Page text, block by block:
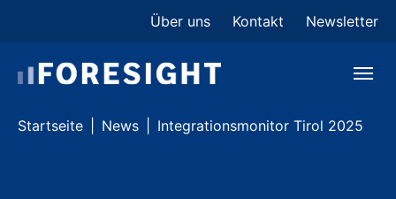
Über uns Kontakt Newsletter
You are here:
Startseite News Integrationsmonitor Tirol 2025